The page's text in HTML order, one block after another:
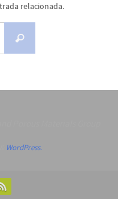
relacionada.
Buscar
WordPress.